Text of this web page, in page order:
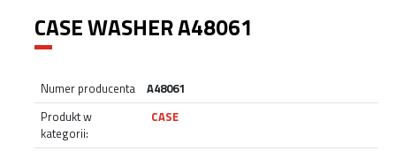
CASE WASHER A48061
Numer producenta
A48061
Produkt w
kategorii:
CASE